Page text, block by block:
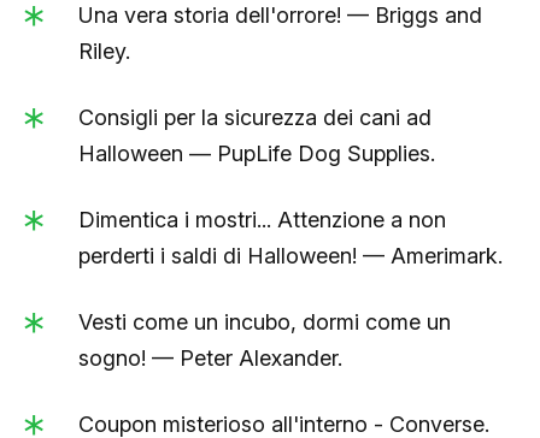
Una vera storia dell'orrore! — Briggs and
Riley.
Consigli per la sicurezza dei cani ad
Halloween — PupLife Dog Supplies.
Dimentica i mostri... Attenzione a non
perderti i saldi di Halloween! — Amerimark.
Vesti come un incubo, dormi come un
sogno! — Peter Alexander.
Coupon misterioso all'interno - Converse.